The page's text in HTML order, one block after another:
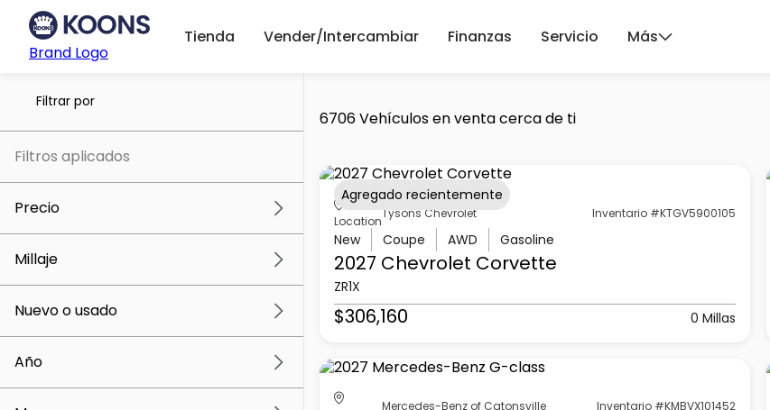
Brand Logo
Tienda Vender/Intercambiar Finanzas Servicio Más
Filtrar por
Filtros aplicados
Precio
$5k $307k
Millaje
0 mi 259k mi
Nuevo o usado
Año
6706 Vehículos en venta cerca de ti
Location
Tysons Chevrolet Inventario #KTGV5900105
New Coupe AWD Gasoline
2027 Chevrolet Corvette
ZR1X
$306,160 0 Millas
Agregado recientemente
Mercedes-Benz of Catonsville Inventario #KMBVX101452